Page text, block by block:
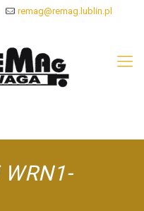
remag@remag.lublin.pl